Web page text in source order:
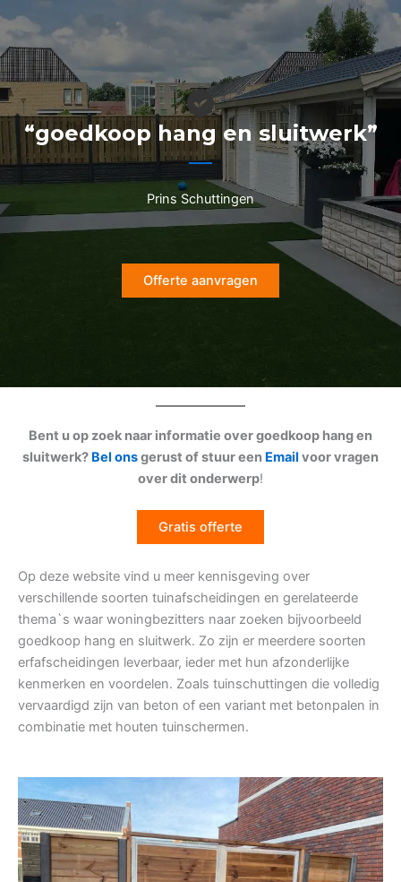
naar
de
inhoud
“goedkoop hang en sluitwerk”
Prins Schuttingen
Offerte aanvragen
Bent u op zoek naar informatie over goedkoop hang en
sluitwerk? Bel onsgerust of stuur een Email voor vragen
over dit onderwerp!
Gratis offerte
Op deze website vind u meer kennisgeving over
verschillende soorten tuinafscheidingen en gerelateerde
thema`s waar woningbezitters naar zoeken bijvoorbeeld
goedkoop hang en sluitwerk. Zo zijn er meerdere soorten
erfafscheidingen leverbaar, ieder met hun afzonderlijke
kenmerken en voordelen. Zoals tuinschuttingen die volledig
vervaardigd zijn van beton of een variant met betonpalen in
combinatie met houten tuinschermen.